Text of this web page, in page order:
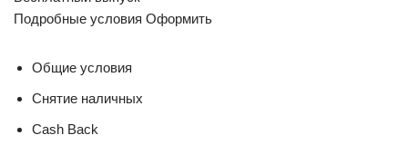
Подробные условия Оформить
Общие условия
Снятие наличных
Cash Back